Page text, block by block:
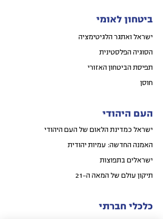
ביטחון לאומי
ישראל ואתגר הלגיטימציה
הסוגיה הפלסטינית
תפיסת הביטחון האזורי
חוסן
העם היהודי
ישראל כמדינת הלאום של העם היהודי
האמנה החדשה: עמיות יהודית
ישראלים בתפוצות
תיקון עולם של המאה ה-21
כלכלי חברתי